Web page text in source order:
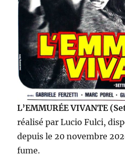
L’EMMURÉE VIVANTE
réalisé par Lucio Fulci,
depuis le 20 novembre
fume.